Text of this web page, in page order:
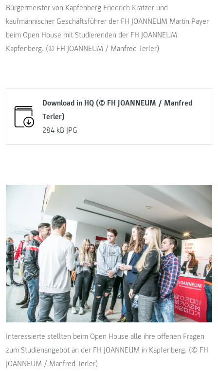
Bürgermeister von Kapfenberg Friedrich Kratzer und
kaufmännischer Geschäftsführer der FH JOANNEUM Martin Payer
beim Open House mit Studierenden der FH JOANNEUM
Kapfenberg. (© FH JOANNEUM / Manfred Terler)
Download in HQ (© FH JOANNEUM / Manfred
Terler)
284 kB JPG
Interessierte stellten beim Open House alle ihre offenen Fragen
zum Studienangebot an der FH JOANNEUM in Kapfenberg. (© FH
JOANNEUM / Manfred Terler)